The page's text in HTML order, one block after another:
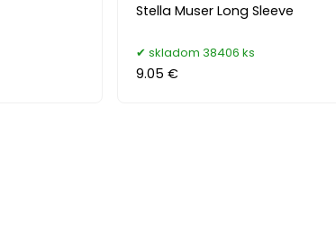
Stella Muser Long Sleeve
skladom 38406 ks
9.05 €